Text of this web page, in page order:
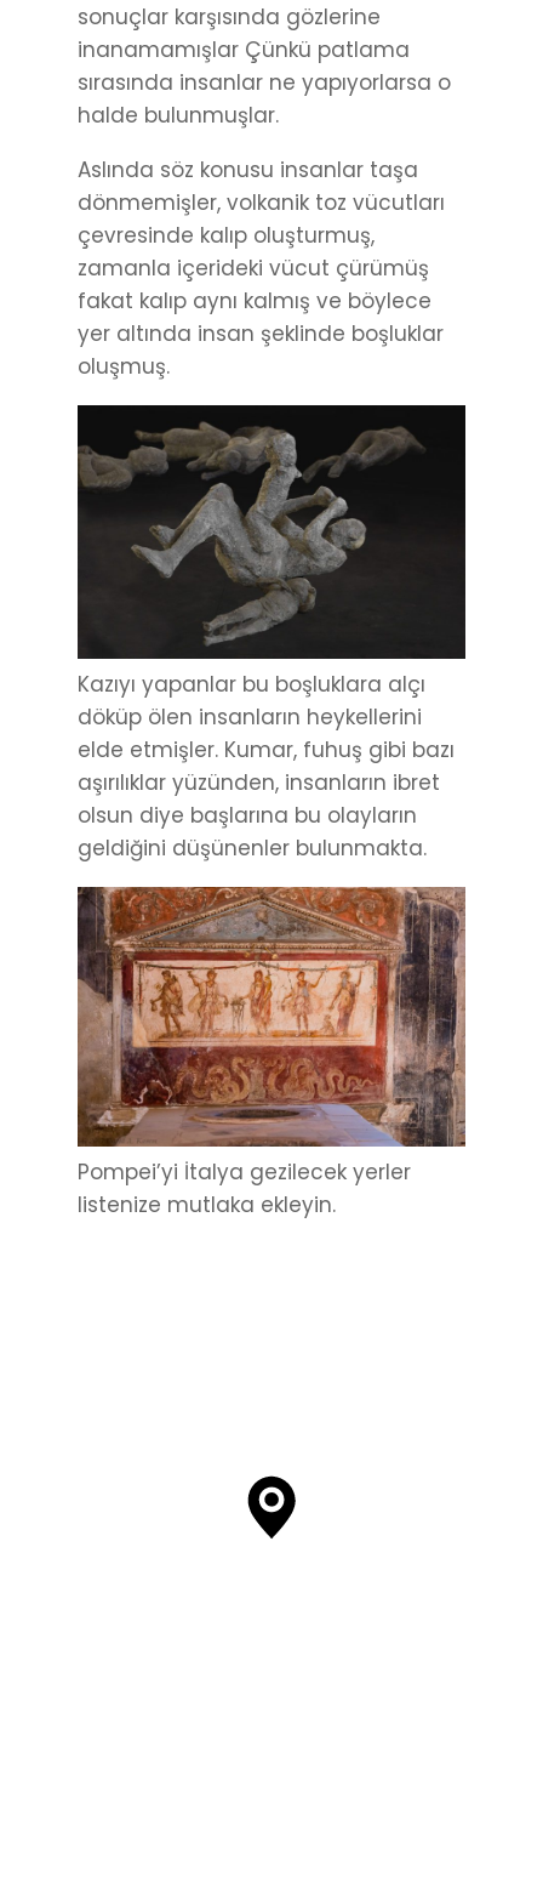
sonuçlar karşısında gözlerine
inanamamışlar Çünkü patlama
sırasında insanlar ne yapıyorlarsa o
halde bulunmuşlar.
Aslında söz konusu insanlar taşa
dönmemişler, volkanik toz vücutları
çevresinde kalıp oluşturmuş,
zamanla içerideki vücut çürümüş
fakat kalıp aynı kalmış ve böylece
yer altında insan şeklinde boşluklar
oluşmuş.
Kazıyı yapanlar bu boşluklara alçı
döküp ölen insanların heykellerini
elde etmişler. Kumar, fuhuş gibi bazı
aşırılıklar yüzünden, insanların ibret
olsun diye başlarına bu olayların
geldiğini düşünenler bulunmakta.
Pompei’yi İtalya gezilecek yerler
listenize mutlaka ekleyin.